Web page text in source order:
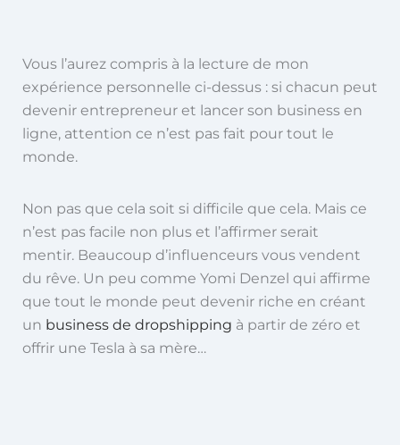
Vous l’aurez compris à la lecture de mon
expérience personnelle ci-dessus : si chacun peut
devenir entrepreneur et lancer son business en
ligne, attention ce n’est pas fait pour tout le
monde.
Non pas que cela soit si difficile que cela. Mais ce
n’est pas facile non plus et l’affirmer serait
mentir. Beaucoup d’influenceurs vous vendent
du rêve. Un peu comme Yomi Denzel qui affirme
que tout le monde peut devenir riche en créant
un business de dropshipping à partir de zéro et
offrir une Tesla à sa mère…